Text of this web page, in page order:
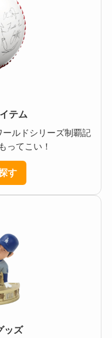
テム
ルドシリーズ制覇記
ってこい！
す
ッズ